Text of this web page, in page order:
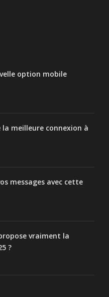
option mobile
meilleure connexion à
messages avec cette
vraiment la
?